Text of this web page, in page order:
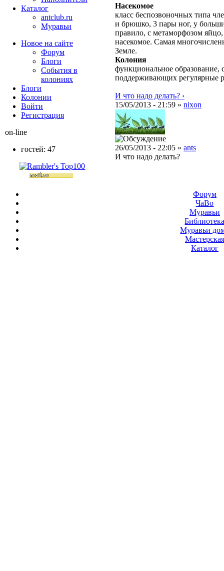
Насекомое
класс беспозвоночных типа
и брюшко, 3 пары ног, у
правило, с метаморфозом
насекомое. Самая
Земле.
Колония
функциональное образование,
поддерживающих регулярные
И что надо делать? ›
15/05/2013 - 21:59 » nixon
26/05/2013 - 22:05 » ants
И что надо делать?
Каталог
antclub.ru
Муравьи
Новое на сайте
Форум
Блоги
События в
колониях
Блоги
Колонии
Войти
Peгиcтpaция
on-line
гостей: 47
Форум
ЧаВо
Муравьи
Муравьи
Мастерская
Каталог